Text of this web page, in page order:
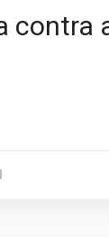
contra